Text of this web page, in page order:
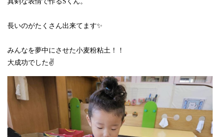
長いのがたくさん出来てます✨️
みんなを夢中にさせた小麦粉粘土！！
大成功でした✌️